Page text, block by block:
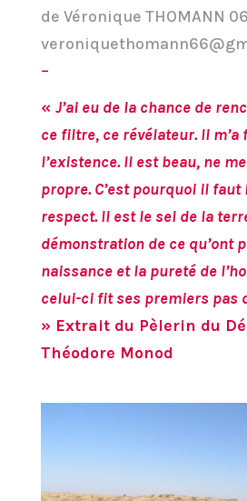
de Véronique THOMANN
–
« J’ai eu de la chance de
ce filtre, ce révélateur. Il m’a
l’existence. Il est beau, ne
propre. C’est pourquoi il faut
respect. Il est le sel de la
démonstration de ce qu’ont
naissance et la pureté de
celui-ci fit ses premiers pas
» Extrait du Pèlerin du
Théodore Monod